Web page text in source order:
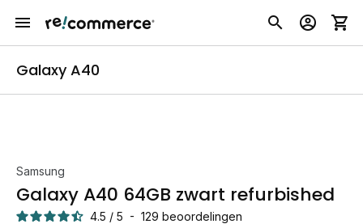
Galaxy A40
Samsung
Galaxy A40 64GB zwart refurbished
4.5 / 5 - 129 beoordelingen